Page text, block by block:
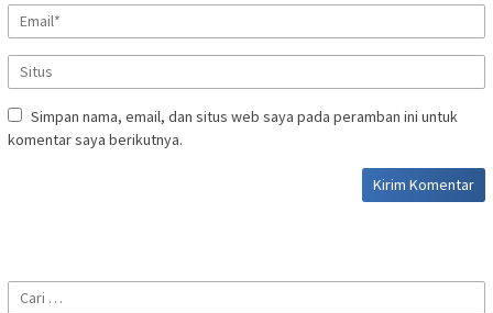
Simpan nama, email, dan situs web saya pada peramban ini untuk
komentar saya berikutnya.
Cari